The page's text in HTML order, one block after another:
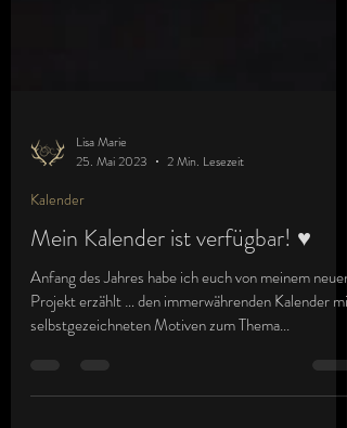
25. Mai 2023
2 Min. Lesezeit
Kalender
Mein Kalender ist verfügbar! ♥
Projekt erzählt … den immerwährenden Kalender mit
selbstgezeichneten Motiven zum Thema...